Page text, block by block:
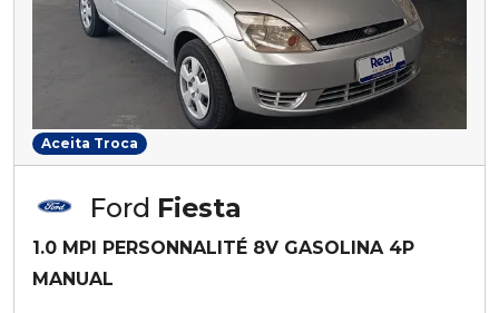
Aceita Troca
Ford Fiesta
1.0 MPI PERSONNALITÉ 8V GASOLINA 4P
MANUAL